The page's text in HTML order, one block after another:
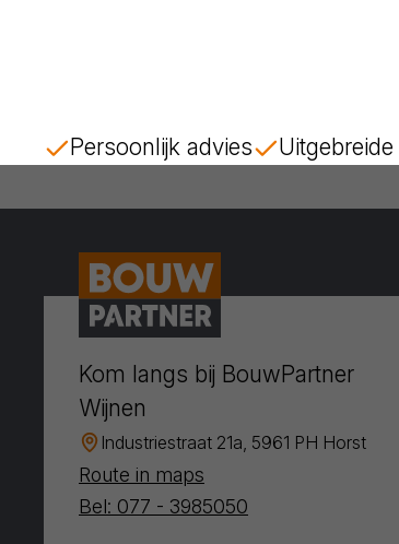
Persoonlijk advies
Kom langs bij BouwPartner
Wijnen
Industriestraat 21a, 5961 PH Horst
Route in maps
Bel: 077 - 3985050